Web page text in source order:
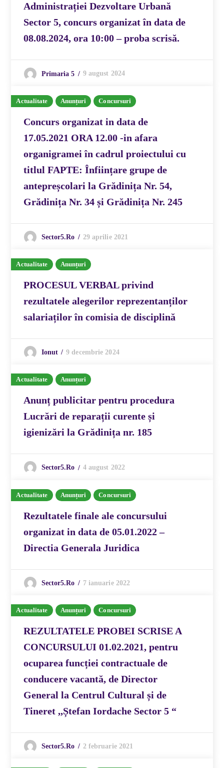
Administrației Dezvoltare Urbană
Sector 5, concurs organizat în data de
08.08.2024, ora 10:00 – proba scrisă.
Primaria 5 9 august 2024
Actualitate Anunțuri Concursuri
Concurs organizat in data de
17.05.2021 ORA 12.00 -in afara
organigramei în cadrul proiectului cu
titlul FAPTE: Înființare grupe de
antepreșcolari la Grădinița Nr. 54,
Grădinița Nr. 34 și Grădinița Nr. 245
Sector5.ro 29 aprilie 2021
Actualitate Anunțuri
PROCESUL VERBAL privind
rezultatele alegerilor reprezentanților
salariaților în comisia de disciplină
Ionut 9 decembrie 2024
Actualitate Anunțuri
Anunț publicitar pentru procedura
Lucrări de reparații curente și
igienizări la Grădinița nr. 185
Sector5.ro 4 august 2022
Actualitate Anunțuri Concursuri
Rezultatele finale ale concursului
organizat in data de 05.01.2022 –
Directia Generala Juridica
Sector5.ro 7 ianuarie 2022
Actualitate Anunțuri Concursuri
REZULTATELE PROBEI SCRISE A
CONCURSULUI 01.02.2021, pentru
ocuparea funcției contractuale de
conducere vacantă, de Director
General la Centrul Cultural și de
Tineret ,,Ștefan Iordache Sector 5 “
Sector5.ro 2 februarie 2021